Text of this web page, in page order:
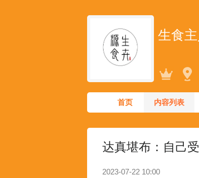
生食主
首页 内容列表
达真堪布：自己
2023-07-22 10:00